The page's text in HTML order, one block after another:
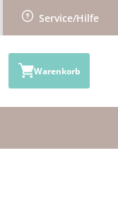
Service/Hilfe
Warenkorb